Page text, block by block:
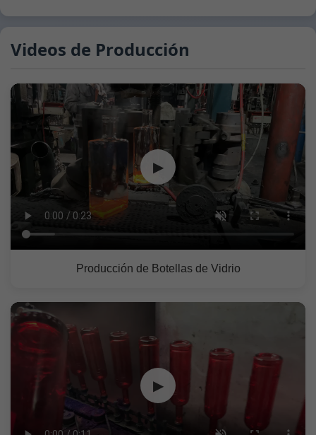
Videos de Producción
▶
Producción de Botellas de Vidrio
▶